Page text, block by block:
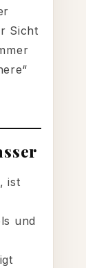
Sicht
ist
und